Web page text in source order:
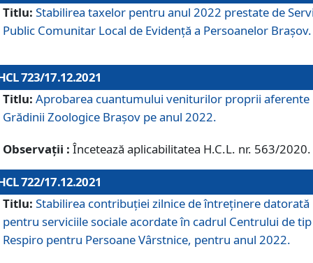
Titlu: Stabilirea taxelor pentru anul 2022 prestate de
Public Comunitar Local de Evidență a Persoanelor Braşov.
723/17.12.2021
Titlu: Aprobarea cuantumului veniturilor proprii aferente
Grădinii Zoologice Braşov pe anul 2022.
Observații : Încetează aplicabilitatea H.C.L. nr. 563/2020.
722/17.12.2021
Titlu: Stabilirea contribuţiei zilnice de întreținere datorată
pentru serviciile sociale acordate în cadrul Centrului de tip
Respiro pentru Persoane Vârstnice, pentru anul 2022.